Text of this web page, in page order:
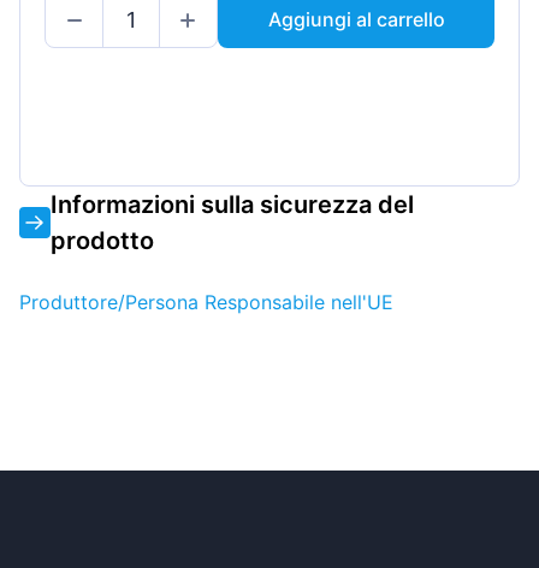
Aggiungi al carrello
Informazioni sulla sicurezza del
prodotto
Produttore/Persona Responsabile nell'UE